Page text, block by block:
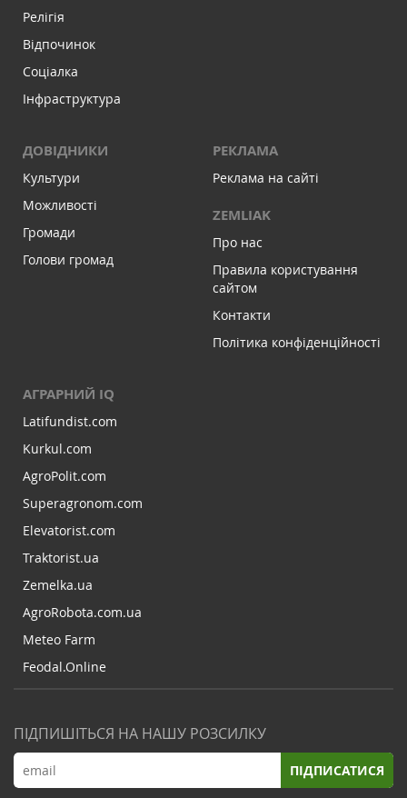
Релігія
Відпочинок
Соціалка
Інфраструктура
ДОВІДНИКИ
Культури
Можливості
Громади
Голови громад
РЕКЛАМА
Реклама на сайті
ZEMLIAK
Про нас
Правила користування
сайтом
Контакти
Політика конфіденційності
АГРАРНИЙ IQ
Latifundist.com
Kurkul.com
AgroPolit.com
Superagronom.com
Elevatorist.com
Traktorist.ua
Zemelka.ua
AgroRobota.com.ua
Meteo Farm
Feodal.Online
ПІДПИШІТЬСЯ НА НАШУ РОЗСИЛКУ
ПІДПИСАТИСЯ